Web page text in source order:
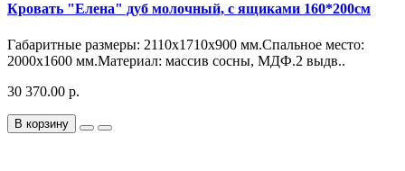
Кровать "Елена" дуб молочный, с ящиками 160*200см
Габаритные размеры: 2110х1710х900 мм.Спальное место:
2000х1600 мм.Материал: массив сосны, МДФ.2 выдв..
30 370.00 р.
В корзину